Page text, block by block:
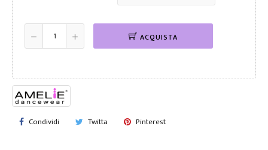
ACQUISTA
Condividi Twitta Pinterest